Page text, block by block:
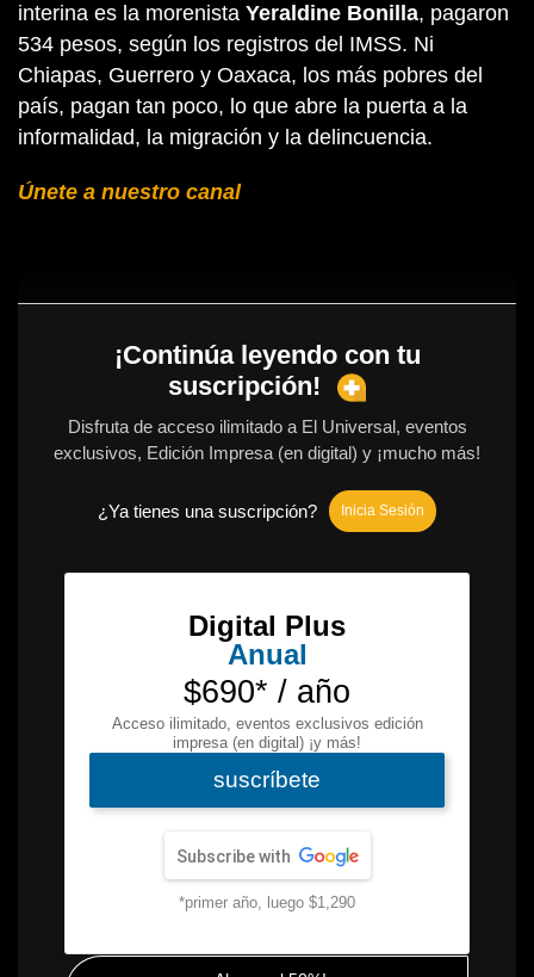
interina es la morenista Yeraldine Bonilla, pagaron
534 pesos, según los registros del IMSS. Ni
Chiapas, Guerrero y Oaxaca, los más pobres del
país, pagan tan poco, lo que abre la puerta a la
informalidad, la migración y la delincuencia.
Únete a nuestro canal